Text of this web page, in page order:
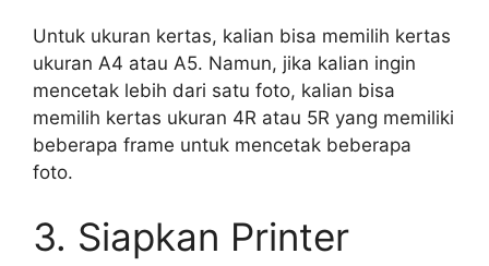
Untuk ukuran kertas, kalian bisa memilih kertas
ukuran A4 atau A5. Namun, jika kalian ingin
mencetak lebih dari satu foto, kalian bisa
memilih kertas ukuran 4R atau 5R yang memiliki
beberapa frame untuk mencetak beberapa
foto.
3. Siapkan Printer